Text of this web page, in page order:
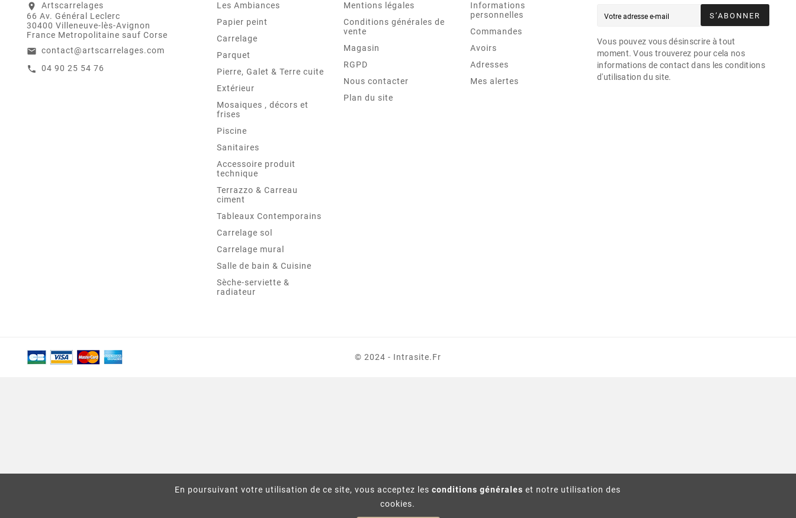
En poursuivant votre utilisation de ce site, vous acceptez lesconditions générales et notre utilisation des
cookies.
location_on
Artscarrelages
66 Av. Général Leclerc
30400 Villeneuve-lès-Avignon
France Metropolitaine sauf Corse
email contact@artscarrelages.com
call 04 90 25 54 76
Les Ambiances
Papier peint
Carrelage
Parquet
Pierre, Galet & Terre cuite
Extérieur
Mosaiques , décors et
frises
Piscine
Sanitaires
Accessoire produit
technique
Terrazzo & Carreau
ciment
Tableaux Contemporains
Carrelage sol
Carrelage mural
Salle de bain & Cuisine
Sèche-serviette &
radiateur
Mentions légales
Conditions générales de
vente
Magasin
RGPD
Nous contacter
Plan du site
Informations
personnelles
Commandes
Avoirs
Adresses
Mes alertes
S’ABONNER
Vous pouvez vous désinscrire à tout
moment. Vous trouverez pour cela nos
informations de contact dans les conditions
d'utilisation du site.
© 2024 - Intrasite.fr